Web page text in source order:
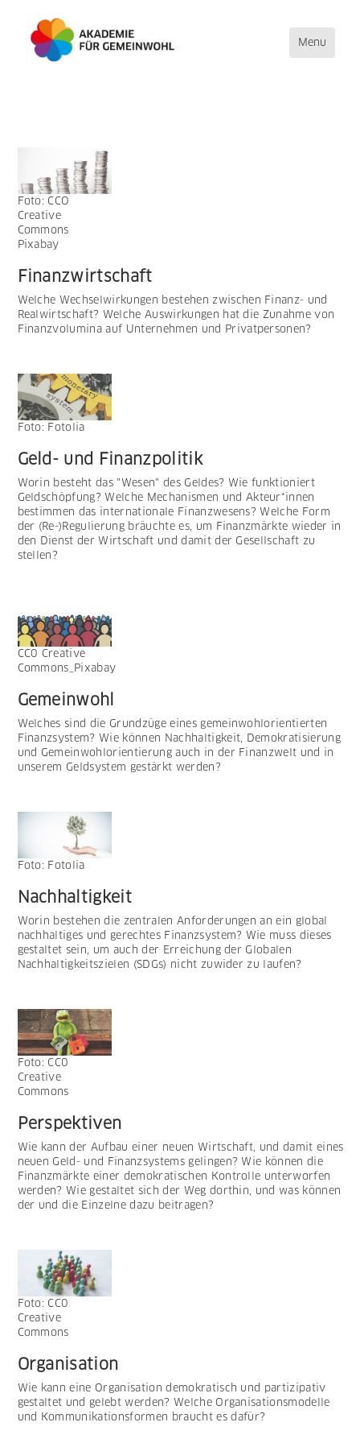
Toggle
navigation
Menu
Foto: CCO
Creative
Commons
Pixabay
Finanzwirtschaft
Welche Wechselwirkungen bestehen zwischen Finanz- und
Realwirtschaft? Welche Auswirkungen hat die Zunahme von
Finanzvolumina auf Unternehmen und Privatpersonen?
Foto: Fotolia
Geld- und Finanzpolitik
Worin besteht das "Wesen" des Geldes? Wie funktioniert
Geldschöpfung? Welche Mechanismen und Akteur*innen
bestimmen das internationale Finanzwesens? Welche Form
der (Re-)Regulierung bräuchte es, um Finanzmärkte wieder in
den Dienst der Wirtschaft und damit der Gesellschaft zu
stellen?
CC0 Creative
Commons_Pixabay
Gemeinwohl
Welches sind die Grundzüge eines gemeinwohlorientierten
Finanzsystem? Wie können Nachhaltigkeit, Demokratisierung
und Gemeinwohlorientierung auch in der Finanzwelt und in
unserem Geldsystem gestärkt werden?
Foto: Fotolia
Nachhaltigkeit
Worin bestehen die zentralen Anforderungen an ein global
nachhaltiges und gerechtes Finanzsystem? Wie muss dieses
gestaltet sein, um auch der Erreichung der Globalen
Nachhaltigkeitszielen (SDGs) nicht zuwider zu laufen?
Foto: CC0
Creative
Commons
Perspektiven
Wie kann der Aufbau einer neuen Wirtschaft, und damit eines
neuen Geld- und Finanzsystems gelingen? Wie können die
Finanzmärkte einer demokratischen Kontrolle unterworfen
werden? Wie gestaltet sich der Weg dorthin, und was können
der und die Einzelne dazu beitragen?
Foto: CC0
Creative
Commons
Organisation
Wie kann eine Organisation demokratisch und partizipativ
gestaltet und gelebt werden? Welche Organisationsmodelle
und Kommunikationsformen braucht es dafür?